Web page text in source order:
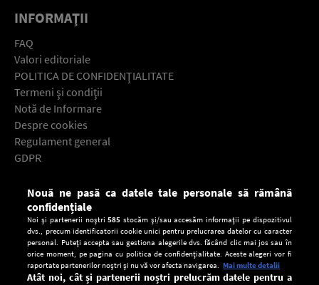
INFORMAŢII
FAQ
Valori editoriale
POLITICA DE CONFIDENŢIALITATE
Termeni şi condiţii
Notă de Informare
Despre cookies
Regulament general
GDPR
Descarcă gratuit aplicaţia Europa FM pentru smartphone:
Nouă ne pasă ca datele tale personale să rămână
confidențiale
Noi și partenerii noștri585 stocăm și/sau accesăm informații pe dispozitivul
dvs., precum identificatorii cookie unici pentru prelucrarea datelor cu caracter
personal. Puteți accepta sau gestiona alegerile dvs. făcând clic mai jos sau în
orice moment, pe pagina cu politica de confidențialitate. Aceste alegeri vor fi
raportate partenerilor noștri și nu vă vor afecta navigarea. Mai multe detalii
Atât noi, cât și partenerii noștri prelucrăm datele pentru a